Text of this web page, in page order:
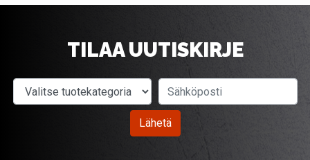
TILAA UUTISKIRJE
Valitse tuotekategoria
Lähetä